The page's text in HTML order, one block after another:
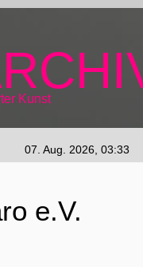
Kunst
07. Aug. 2026, 03:33
e.V.